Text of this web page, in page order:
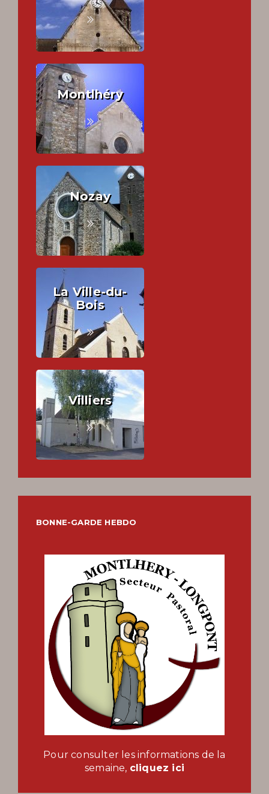
Montlhéry
Nozay
La Ville-du-
Bois
Villiers
BONNE-GARDE HEBDO
Pour consulter les informations de la
semaine, cliquez ici